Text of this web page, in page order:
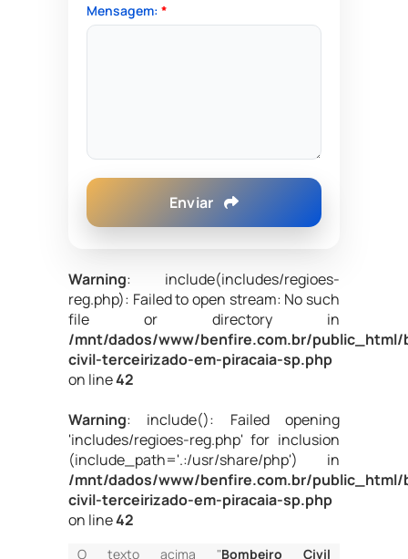
Mensagem: *
Enviar
Warning: include(includes/regioes-
reg.php): Failed to open stream: No such
file or directory in
/mnt/dados/www/benfire.com.br/public_html/
civil-terceirizado-em-piracaia-sp.php
on line42
Warning: include(): Failed opening
'includes/regioes-reg.php' for inclusion
(include_path='.:/usr/share/php') in
/mnt/dados/www/benfire.com.br/public_html/
civil-terceirizado-em-piracaia-sp.php
on line42
O texto acima "Bombeiro Civil